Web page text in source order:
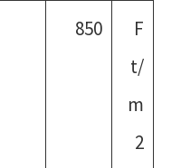
850
F
t/
m
2